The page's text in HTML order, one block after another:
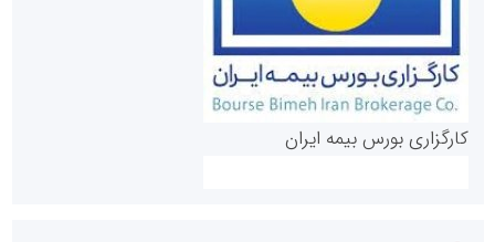
کارگزاری بورس بیمه ایران